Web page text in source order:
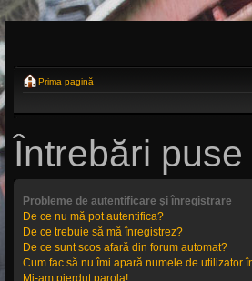
Prima pagină
Întrebări
Probleme de autentificare şi înregistrare
De ce nu mă pot autentifica?
De ce trebuie să mă înregistrez?
De ce sunt scos afară din forum automat?
Cum fac să nu îmi apară numele de utilizator
Mi-am pierdut parola!